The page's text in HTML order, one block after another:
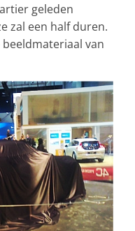
geleden
zal een half duren.
van